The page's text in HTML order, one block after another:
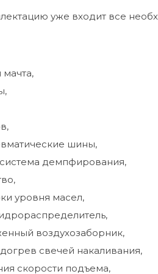
уже входит все
шины,
демпфирования,
уровня масел,
воздухозаборник,
свечей накаливания,
скорости подъема,